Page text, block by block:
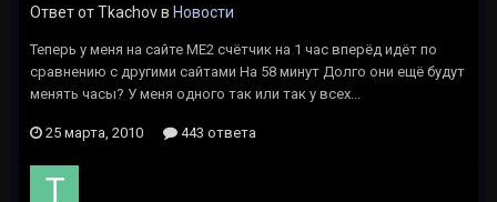
Ответ от Tkachov в Новости
Теперь у меня на сайте ME2 счётчик на 1 час вперёд идёт по
сравнению с другими сайтами На 58 минут Долго они ещё будут
менять часы? У меня одного так или так у всех...
25 марта, 2010 443 ответа